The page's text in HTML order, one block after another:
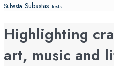
Subasta Subastas Tests
Highlighting
art, music and